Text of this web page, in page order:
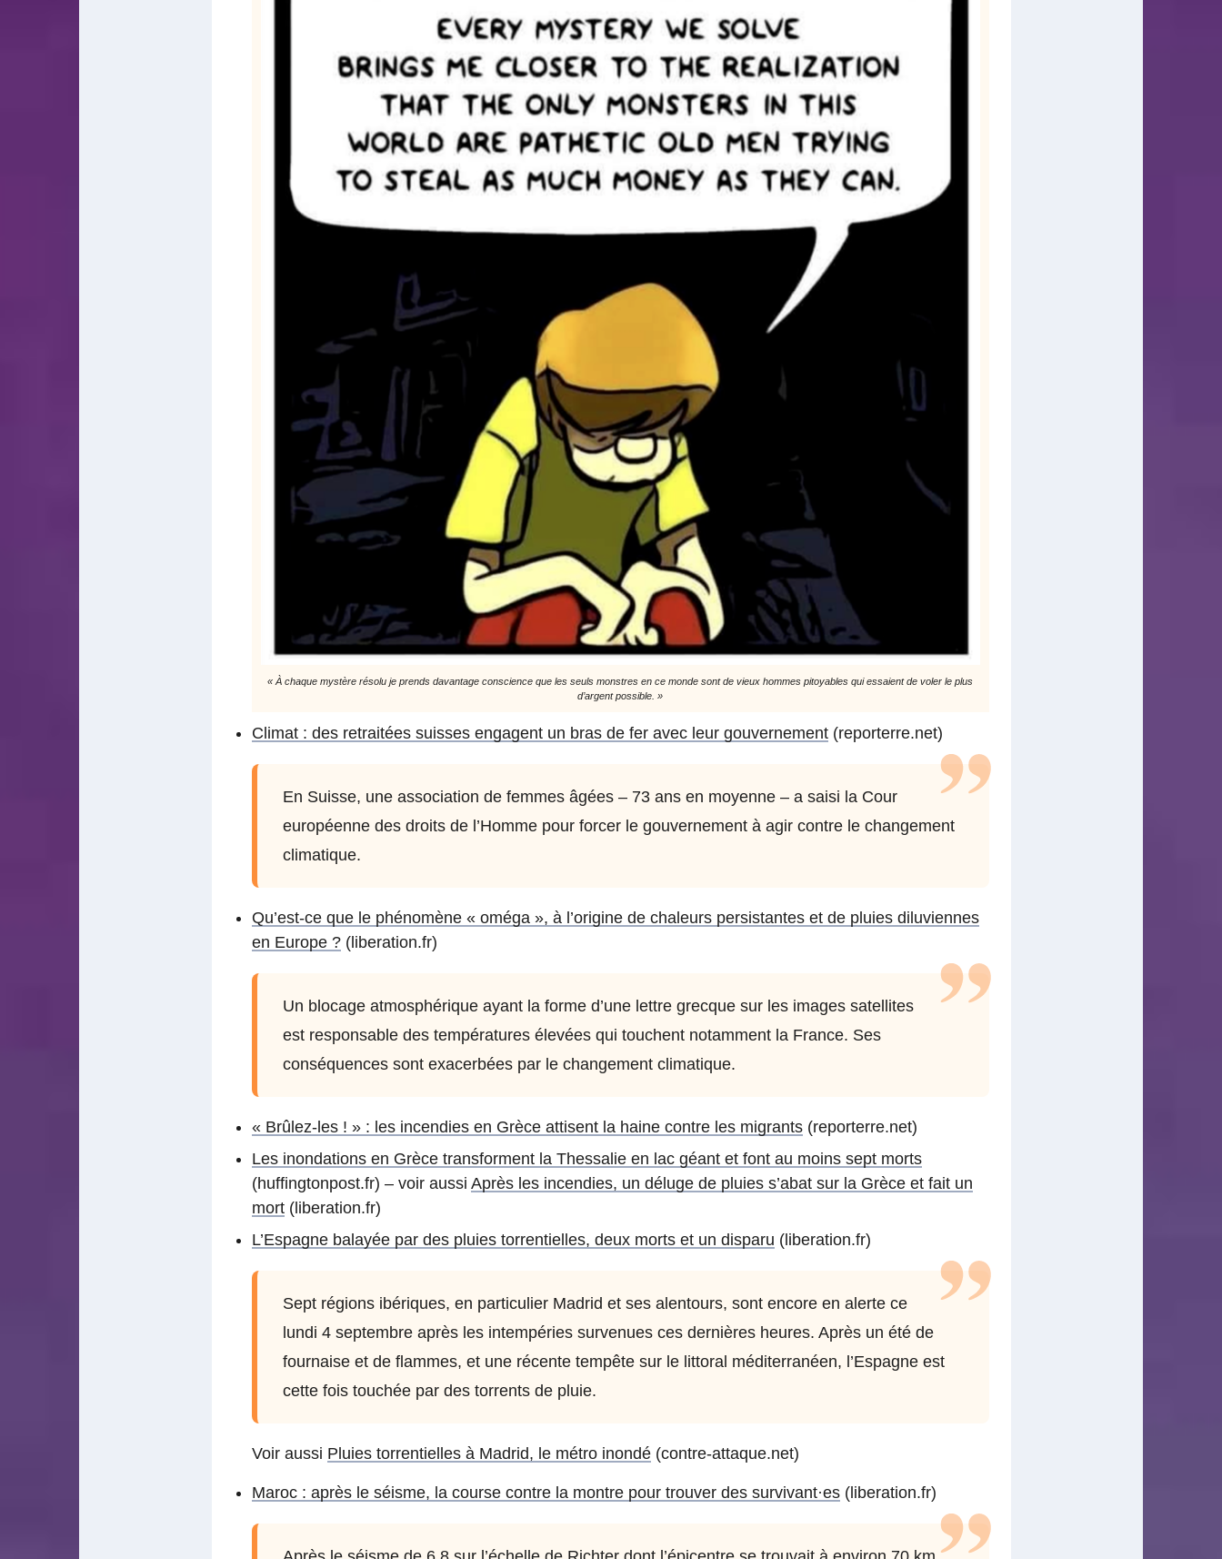
« À chaque mystère résolu je prends davantage conscience que les seuls monstres en ce monde sont de vieux hommes pitoyables qui essaient de voler le plus
d’argent possible. »
Climat : des retraitées suisses engagent un bras de fer avec leur gouvernement(reporterre.net)
En Suisse, une association de femmes âgées – 73 ans en moyenne – a saisi la Cour
européenne des droits de l’Homme pour forcer le gouvernement à agir contre le changement
climatique.
Qu’est-ce que le phénomène « oméga », à l’origine de chaleurs persistantes et de pluies diluviennes
en Europe ?(liberation.fr)
Un blocage atmosphérique ayant la forme d’une lettre grecque sur les images satellites
est responsable des températures élevées qui touchent notamment la France. Ses
conséquences sont exacerbées par le changement climatique.
« Brûlez-les ! » : les incendies en Grèce attisent la haine contre les migrants(reporterre.net)
Les inondations en Grèce transforment la Thessalie en lac géant et font au moins sept morts
(huffingtonpost.fr) – voir aussi Après les incendies, un déluge de pluies s’abat sur la Grèce et fait un
mort(liberation.fr)
L’Espagne balayée par des pluies torrentielles, deux morts et un disparu (liberation.fr)
Sept régions ibériques, en particulier Madrid et ses alentours, sont encore en alerte ce
lundi 4 septembre après les intempéries survenues ces dernières heures. Après un été de
fournaise et de flammes, et une récente tempête sur le littoral méditerranéen, l’Espagne est
cette fois touchée par des torrents de pluie.
Voir aussi Pluies torrentielles à Madrid, le métro inondé(contre-attaque.net)
Maroc : après le séisme, la course contre la montre pour trouver des survivant·es(liberation.fr)